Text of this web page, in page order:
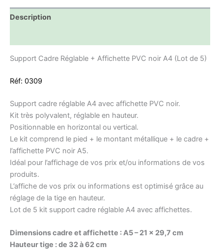
Description
Support Cadre Réglable + Affichette PVC noir A4 (Lot de 5)
Réf: 0309
Support cadre réglable A4 avec affichette PVC noir.
Kit très polyvalent, réglable en hauteur.
Positionnable en horizontal ou vertical.
Le kit comprend le pied + le montant métallique + le cadre +
l’affichette PVC noir A5.
Idéal pour l’affichage de vos prix et/ou informations de vos
produits.
L’affiche de vos prix ou informations est optimisé grâce au
réglage de la tige en hauteur.
Lot de 5 kit support cadre réglable A4 avec affichettes.
Dimensions cadre et affichette : A5 – 21 x 29,7 cm
Hauteur tige : de 32 à 62 cm